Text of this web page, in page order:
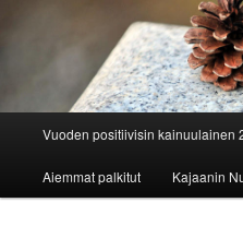
Vuoden positiivisin kainuulainen
Aiemmat palkitut Kajaanin